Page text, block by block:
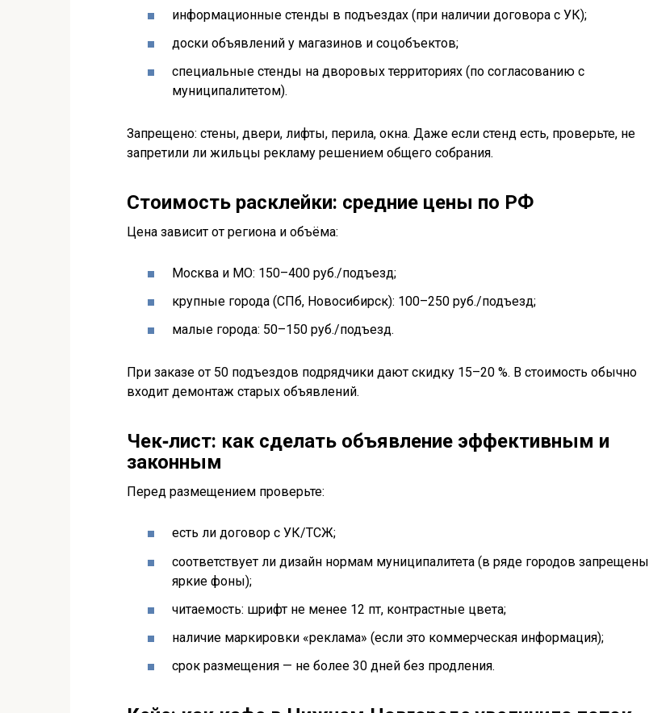
информационные стенды в подъездах (при наличии договора с УК);
доски объявлений у магазинов и соцобъектов;
специальные стенды на дворовых территориях (по согласованию с
муниципалитетом).
Запрещено: стены, двери, лифты, перила, окна. Даже если стенд есть, проверьте, не
запретили ли жильцы рекламу решением общего собрания.
Стоимость расклейки: средние цены по РФ
Цена зависит от региона и объёма:
Москва и МО: 150–400 руб./подъезд;
крупные города (СПб, Новосибирск): 100–250 руб./подъезд;
малые города: 50–150 руб./подъезд.
При заказе от 50 подъездов подрядчики дают скидку 15–20 %. В стоимость обычно
входит демонтаж старых объявлений.
Чек‑лист: как сделать объявление эффективным и
законным
Перед размещением проверьте:
есть ли договор с УК/ТСЖ;
соответствует ли дизайн нормам муниципалитета (в ряде городов запрещены
яркие фоны);
читаемость: шрифт не менее 12 пт, контрастные цвета;
наличие маркировки «реклама» (если это коммерческая информация);
срок размещения — не более 30 дней без продления.